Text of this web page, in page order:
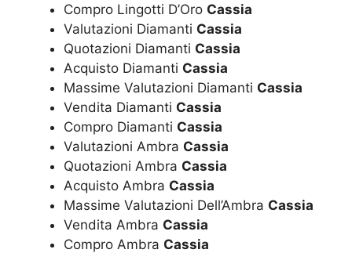
Compro Lingotti D’Oro Cassia
Valutazioni Diamanti Cassia
Quotazioni Diamanti Cassia
Acquisto Diamanti Cassia
Massime Valutazioni Diamanti Cassia
Vendita Diamanti Cassia
Compro Diamanti Cassia
Valutazioni Ambra Cassia
Quotazioni Ambra Cassia
Acquisto Ambra Cassia
Massime Valutazioni Dell’Ambra Cassia
Vendita Ambra Cassia
Compro Ambra Cassia